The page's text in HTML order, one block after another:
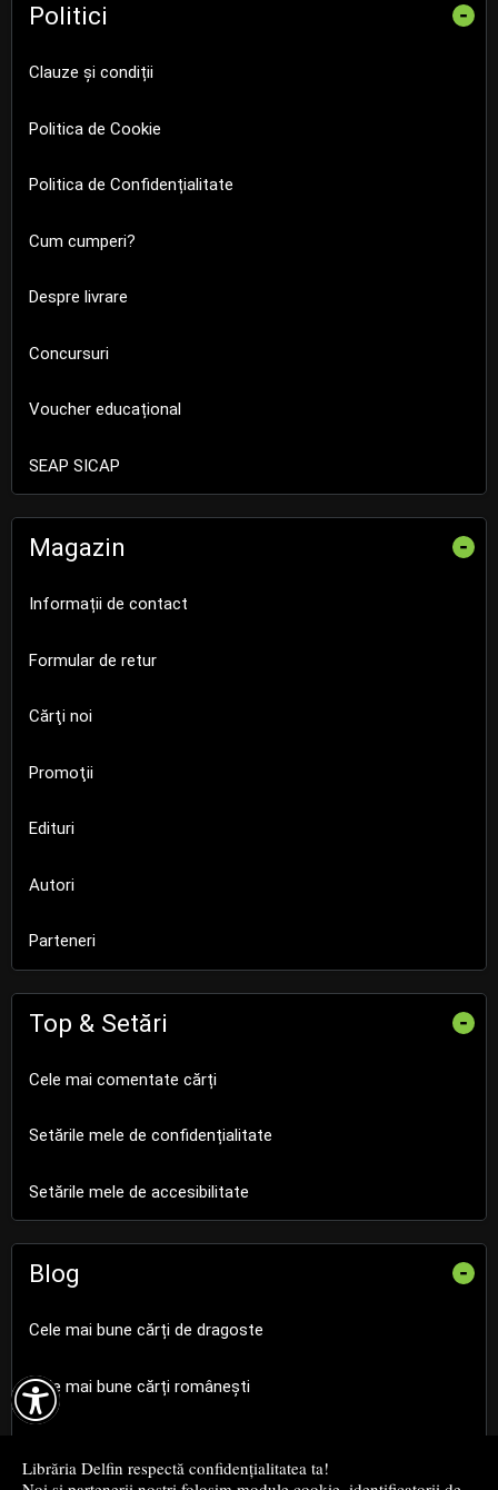

Librăria Delfin respectă confidențialitatea ta!
Politici -
Clauze și condiții
Politica de Cookie
Politica de Confidențialitate
Cum cumperi?
Despre livrare
Concursuri
Voucher educațional
SEAP SICAP
Magazin -
Informații de contact
Formular de retur
Cărţi noi
Promoţii
Edituri
Autori
Parteneri
Top & Setări -
Cele mai comentate cărți
Setările mele de confidențialitate
Setările mele de accesibilitate
Blog -
Cele mai bune cărți de dragoste
Cele mai bune cărți românești